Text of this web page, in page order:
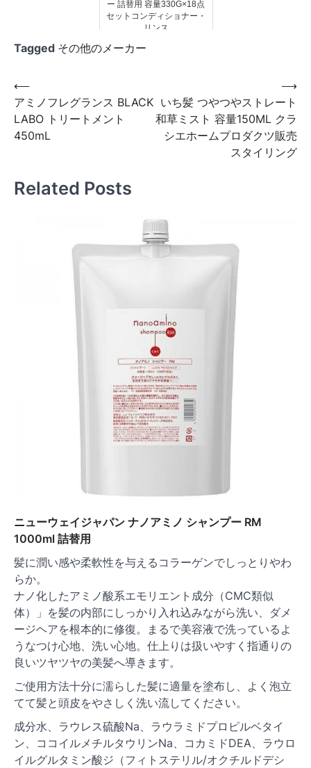
ー 詰替用 容量330G×18点
セットコンディショナー・
リンス
Tagged その他のメーカー
投
稿
ナ
ー
⟵
アミノフレグランス BLACK
LABO トリートメント
450mL
いち髪 つやつやストレート
和草ミスト 容量150ML クラ
シエホームプロダクツ販売
スタイリング
⟶
Related Posts
ニューウェイジャパン ナノアミノ シャンプー RM
1000ml 詰替用
髪に潤い感や柔軟性を与えるコラーゲンでしっとりやわ
らか。
ナノ化したアミノ酸系エモリエント成分（CMC類似
体）」を髪の内部にしっかり入れ込みながら洗い、ダメ
ージヘアを根本的に修復。まるで美容液で洗っているよ
うなつけ心地、洗い心地。仕上りは扱いやすく指通りの
良いツヤツヤの美髪へ導きます。
ご使用方法十分に濡らした髪に適量を塗布し、よく泡立
てて髪と頭皮をやさしく洗い流してください。
成分水、ラウレス硫酸Na、ラウラミドプロピルベタイ
ン、ココイルメチルタウリンNa、コカミドDEA、ラウロ
イルグルタミン酸ジ（フィトステリル/オクチルドデシ